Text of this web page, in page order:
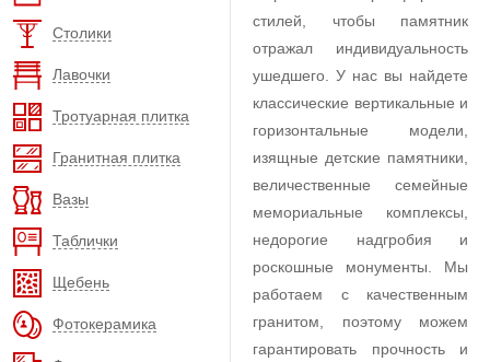
Столики
Лавочки
Тротуарная плитка
Гранитная плитка
Вазы
Таблички
Щебень
Фотокерамика
стилей, чтобы памятник
отражал индивидуальность
ушедшего. У нас вы найдете
классические вертикальные и
горизонтальные модели,
изящные детские памятники,
величественные семейные
мемориальные комплексы,
недорогие надгробия и
роскошные монументы. Мы
работаем с качественным
гранитом, поэтому можем
гарантировать прочность и